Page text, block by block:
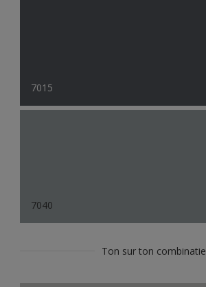
7015
7040
Ton sur ton combinatie